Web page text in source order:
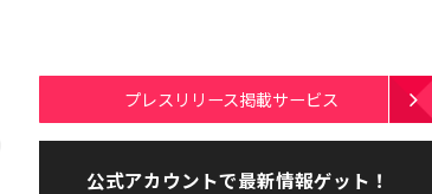
プレスリリース掲載サービス
公式アカウントで最新情報ゲット！